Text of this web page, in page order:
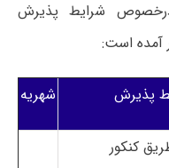
شرایط پذیرش
آمده است:
پذیرش شهریه
کنکور